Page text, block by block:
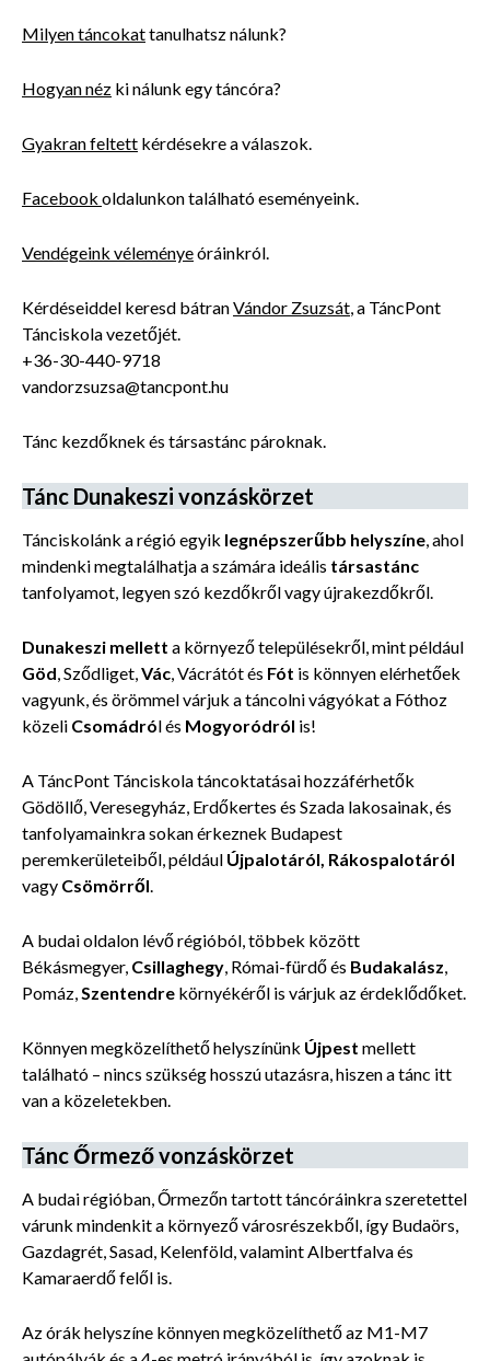
Milyen táncokattanulhatsz nálunk?
Hogyan néz ki nálunk egy táncóra?
Gyakran feltett kérdésekre a válaszok.
Facebook oldalunkon található eseményeink.
Vendégeink véleményeóráinkról.
Kérdéseiddel keresd bátranVándor Zsuzsát, a TáncPont
Tánciskola vezetőjét.
+36-30-440-9718
vandorzsuzsa@tancpont.hu
Tánc kezdőknek és társastánc pároknak.
Tánc Dunakeszi vonzáskörzet
Tánciskolánk a régió egyik legnépszerűbb helyszíne, ahol
mindenki megtalálhatja a számára ideális társastánc
tanfolyamot, legyen szó kezdőkről vagy újrakezdőkről.
Dunakeszi mellett a környező településekről, mint például
Göd, Sződliget,Vác, Vácrátót és Fót is könnyen elérhetőek
vagyunk, és örömmel várjuk a táncolni vágyókat a Fóthoz
közeli Csomádról és Mogyoródról is!
A TáncPont Tánciskola táncoktatásai hozzáférhetők
Gödöllő, Veresegyház, Erdőkertes és Szada lakosainak, és
tanfolyamainkra sokan érkeznek Budapest
peremkerületeiből, például Újpalotáról, Rákospalotáról
vagy Csömörről.
A budai oldalon lévő régióból, többek között
Békásmegyer, Csillaghegy, Római-fürdő és Budakalász,
Pomáz,Szentendre környékéről is várjuk az érdeklődőket.
Könnyen megközelíthető helyszínünk Újpest mellett
található – nincs szükség hosszú utazásra, hiszen a tánc itt
van a közeletekben.
Tánc Őrmező vonzáskörzet
A budai régióban, Őrmezőn tartott táncóráinkra szeretettel
várunk mindenkit a környező városrészekből, így Budaörs,
Gazdagrét, Sasad, Kelenföld, valamint Albertfalva és
Kamaraerdő felől is.
Az órák helyszíne könnyen megközelíthető az M1-M7